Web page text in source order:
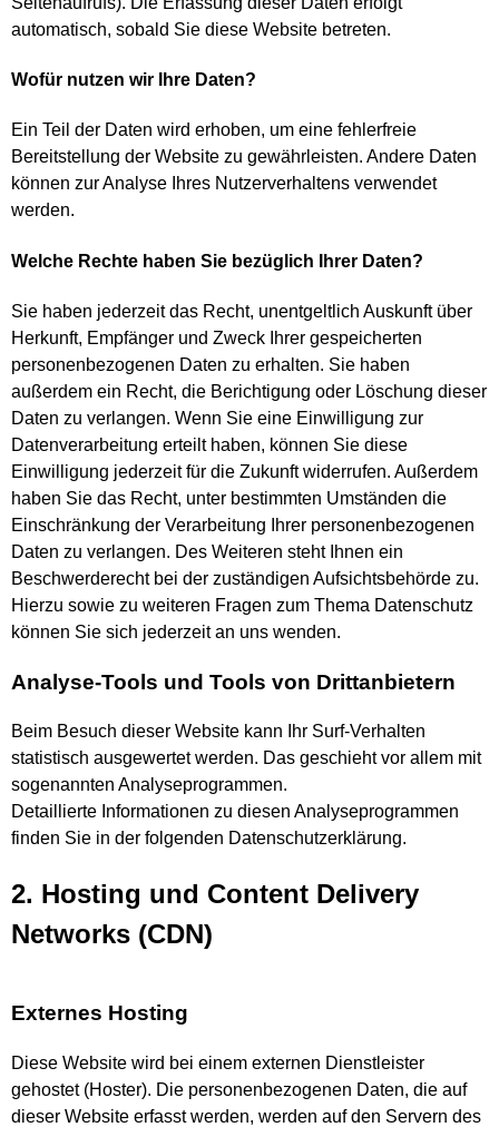
Datenschutzerklärung
automatisch, sobald Sie diese Website betreten.
Wofür nutzen wir Ihre Daten?
Ein Teil der Daten wird erhoben, um eine fehlerfreie
Bereitstellung der Website zu gewährleisten. Andere Daten
können zur Analyse Ihres Nutzerverhaltens verwendet
werden.
Welche Rechte haben Sie bezüglich Ihrer Daten?
Sie haben jederzeit das Recht, unentgeltlich Auskunft über
Herkunft, Empfänger und Zweck Ihrer gespeicherten
personenbezogenen Daten zu erhalten. Sie haben
außerdem ein Recht, die Berichtigung oder Löschung dieser
Daten zu verlangen. Wenn Sie eine Einwilligung zur
Datenverarbeitung erteilt haben, können Sie diese
Einwilligung jederzeit für die Zukunft widerrufen. Außerdem
haben Sie das Recht, unter bestimmten Umständen die
Einschränkung der Verarbeitung Ihrer personenbezogenen
Daten zu verlangen. Des Weiteren steht Ihnen ein
Beschwerderecht bei der zuständigen Aufsichtsbehörde zu.
Hierzu sowie zu weiteren Fragen zum Thema Datenschutz
können Sie sich jederzeit an uns wenden.
Analyse-Tools und Tools von Dritt­anbietern
Beim Besuch dieser Website kann Ihr Surf-Verhalten
statistisch ausgewertet werden. Das geschieht vor allem mit
sogenannten Analyseprogrammen.
Detaillierte Informationen zu diesen Analyseprogrammen
finden Sie in der folgenden Datenschutzerklärung.
2. Hosting und Content Delivery
Networks (CDN)
Externes Hosting
Diese Website wird bei einem externen Dienstleister
gehostet (Hoster). Die personenbezogenen Daten, die auf
dieser Website erfasst werden, werden auf den Servern des